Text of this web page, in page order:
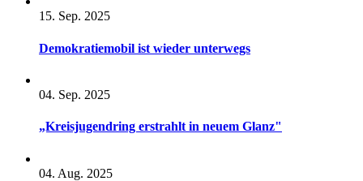
15. Sep. 2025
Demokratiemobil ist wieder unterwegs
04. Sep. 2025
„Kreisjugendring erstrahlt in neuem Glanz"
04. Aug. 2025